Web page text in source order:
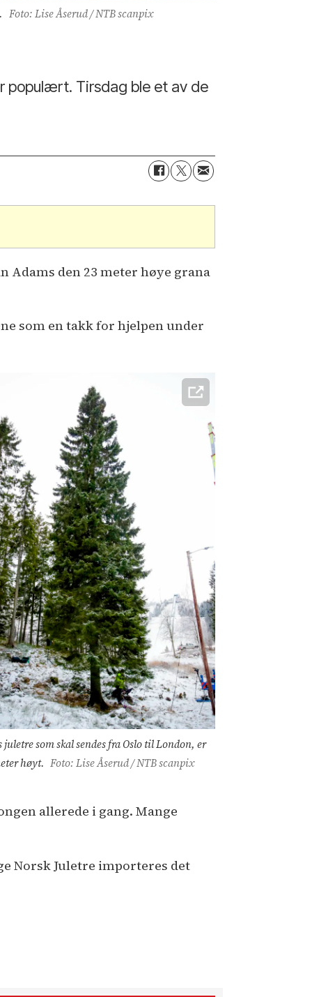
Foto: Lise Åserud / NTB scanpix
populært. Tirsdag ble et av de
Adams den 23 meter høye grana
som en takk for hjelpen under
juletre som skal sendes fra Oslo til London, er
høyt. Foto: Lise Åserud / NTB scanpix
allerede i gang. Mange
Norsk Juletre importeres det